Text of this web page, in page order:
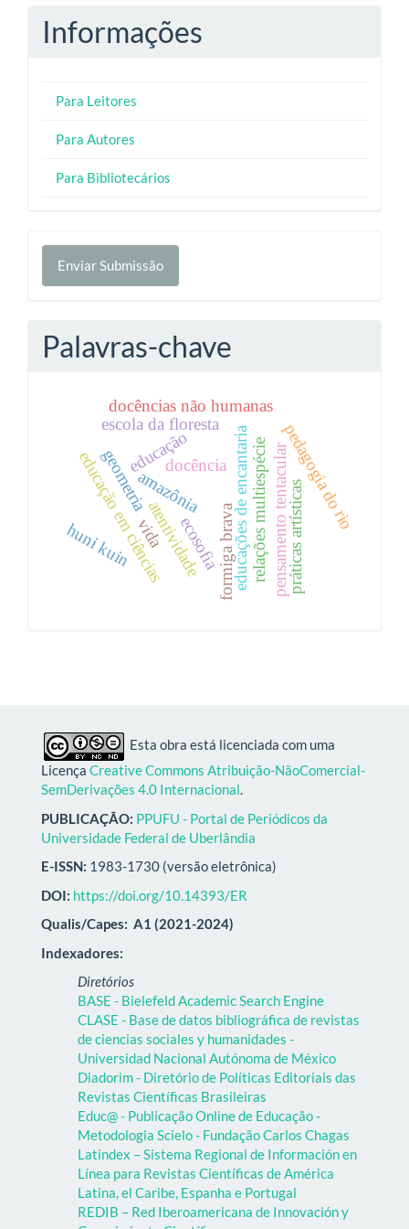
Informações
Para Leitores
Para Autores
Para Bibliotecários
Enviar
Submissão
Enviar Submissão
Palavras-chave
formiga brava
amazônia educações de encantaria
docências não humanas
educação pensamento tentacular
docência
vida
educação em ciências pedagogia do rio
ecosofia
huni kuin atentividade relações multiespécie
escola da floresta
práticas artísticas
geometria
Esta obra está licenciada com uma
Licença Creative Commons Atribuição-NãoComercial-
SemDerivações 4.0 Internacional.
PUBLICAÇÃO: PPUFU - Portal de Periódicos da
Universidade Federal de Uberlândia
E-ISSN: 1983-1730 (versão eletrônica)
DOI: https://doi.org/10.14393/ER
Qualis/Capes: A1 (2021-2024)
Indexadores:
Diretórios
BASE - Bielefeld Academic Search Engine
CLASE - Base de datos bibliográfica de revistas
de ciencias sociales y humanidades -
Universidad Nacional Autónoma de México
Diadorim - Diretório de Políticas Editoriais das
Revistas Científicas Brasileiras
Educ@ - Publicação Online de Educação -
Metodologia Scielo - Fundação Carlos Chagas
Latindex – Sistema Regional de Información en
Línea para Revistas Científicas de América
Latina, el Caribe, Espanha e Portugal
REDIB – Red Iberoamericana de Innovación y